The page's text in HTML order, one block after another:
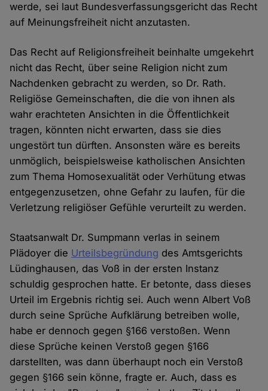
werde, sei laut Bundesverfassungsgericht das Recht
auf Meinungsfreiheit nicht anzutasten.
Das Recht auf Religionsfreiheit beinhalte umgekehrt
nicht das Recht, über seine Religion nicht zum
Nachdenken gebracht zu werden, so Dr. Rath.
Religiöse Gemeinschaften, die die von ihnen als
wahr erachteten Ansichten in die Öffentlichkeit
tragen, könnten nicht erwarten, dass sie dies
ungestört tun dürften. Ansonsten wäre es bereits
unmöglich, beispielsweise katholischen Ansichten
zum Thema Homosexualität oder Verhütung etwas
entgegenzusetzen, ohne Gefahr zu laufen, für die
Verletzung religiöser Gefühle verurteilt zu werden.
Staatsanwalt Dr. Sumpmann verlas in seinem
Plädoyer die Urteilsbegründung des Amtsgerichts
Lüdinghausen, das Voß in der ersten Instanz
schuldig gesprochen hatte. Er betonte, dass dieses
Urteil im Ergebnis richtig sei. Auch wenn Albert Voß
durch seine Sprüche Aufklärung betreiben wolle,
habe er dennoch gegen §166 verstoßen. Wenn
diese Sprüche keinen Verstoß gegen §166
darstellten, was dann überhaupt noch ein Verstoß
gegen §166 sein könne, fragte er. Auch, dass es